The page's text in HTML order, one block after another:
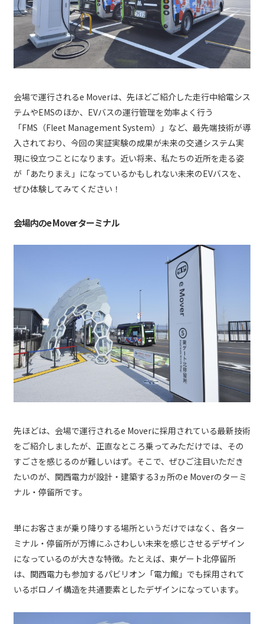
会場で運行されるe Moverは、先ほどご紹介した走行中給電シス
テムやEMSのほか、EVバスの運行管理を効率よく行う
「FMS（Fleet Management System）」など、最先端技術が導
入されており、今回の実証実験の成果が未来の交通システム実
現に役立つことになります。近い将来、私たちの近所を走る姿
が「あたりまえ」になっているかもしれない未来のEVバスを、
ぜひ体験してみてください！
会場内のe Mover ターミナル
先ほどは、会場で運行されるe Moverに採用されている最新技術
をご紹介しましたが、正直なところ乗ってみただけでは、その
すごさを感じるのが難しいはず。そこで、ぜひご注目いただき
たいのが、関西電力が設計・建築する3ヵ所のe Moverのターミ
ナル・停留所です。
単にお客さまが乗り降りする場所というだけではなく、各ター
ミナル・停留所が万博にふさわしい未来を感じさせるデザイン
になっているのが大きな特徴。たとえば、東ゲート北停留所
は、関西電力も参加するパビリオン「電力館」でも採用されて
いるボロノイ構造を共通要素としたデザインになっています。